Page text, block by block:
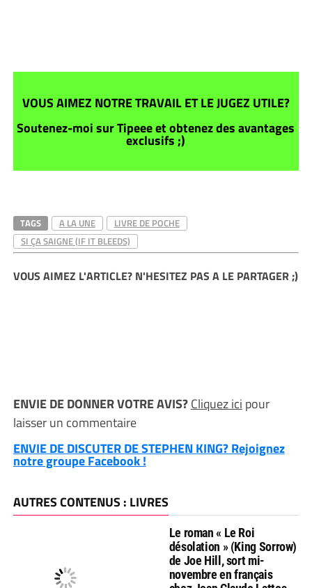
VOUS AIMEZ NOTRE TRAVAIL ET LE JUGEZ UTILE?
Soutenez-moi sur Tipeee et obtenez des avantages
exclusifs ;)
TAGS A LA UNE
LIVRE DE POCHE
SI ÇA SAIGNE (IF IT BLEEDS)
VOUS AIMEZ L'ARTICLE? N'HESITEZ PAS A LE PARTAGER ;)
ENVIE DE DONNER VOTRE AVIS?Cliquez ici pour
laisser un commentaire
ENVIE DE DISCUTER DE STEPHEN KING? Rejoignez
notre groupe Facebook !
AUTRES CONTENUS : LIVRES
Le roman « Le Roi
désolation » (King Sorrow)
de Joe Hill, sort mi-
novembre en français